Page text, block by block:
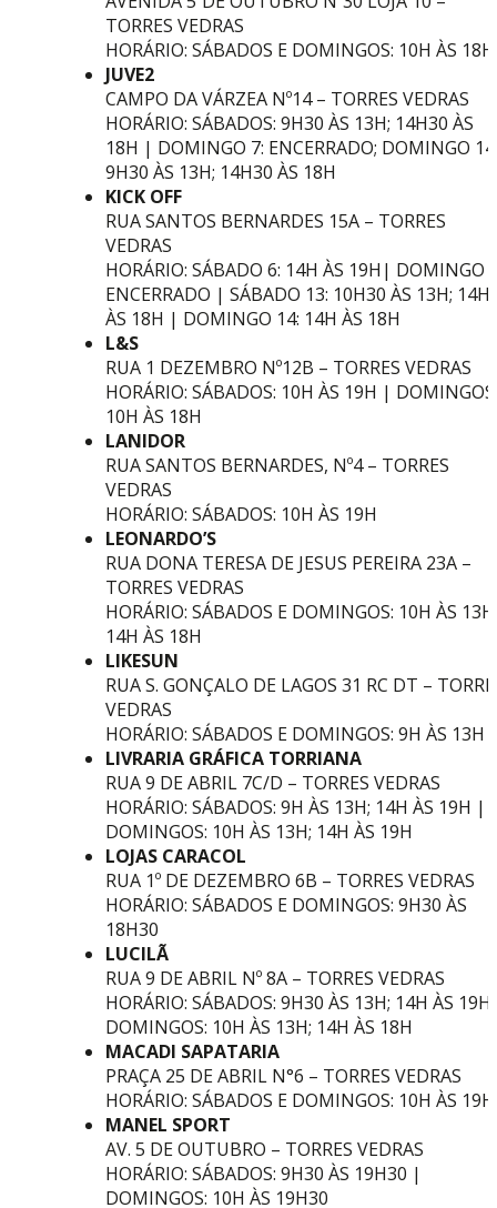
TORRES VEDRAS
HORÁRIO: SÁBADOS E DOMINGOS: 10H ÀS 18H
JUVE2
CAMPO DA VÁRZEA Nº14 – TORRES VEDRAS
HORÁRIO: SÁBADOS: 9H30 ÀS 13H; 14H30 ÀS
18H | DOMINGO 7: ENCERRADO; DOMINGO 14:
9H30 ÀS 13H; 14H30 ÀS 18H
KICK OFF
RUA SANTOS BERNARDES 15A – TORRES
VEDRAS
HORÁRIO: SÁBADO 6: 14H ÀS 19H| DOMINGO
ENCERRADO | SÁBADO 13: 10H30 ÀS 13H; 14H
ÀS 18H | DOMINGO 14: 14H ÀS 18H
L&S
RUA 1 DEZEMBRO Nº12B – TORRES VEDRAS
HORÁRIO: SÁBADOS: 10H ÀS 19H | DOMINGOS:
10H ÀS 18H
LANIDOR
RUA SANTOS BERNARDES, Nº4 – TORRES
VEDRAS
HORÁRIO: SÁBADOS: 10H ÀS 19H
LEONARDO’S
RUA DONA TERESA DE JESUS PEREIRA 23A –
TORRES VEDRAS
HORÁRIO: SÁBADOS E DOMINGOS: 10H ÀS 13H;
14H ÀS 18H
LIKESUN
RUA S. GONÇALO DE LAGOS 31 RC DT –
VEDRAS
HORÁRIO: SÁBADOS E DOMINGOS: 9H ÀS 13H
LIVRARIA GRÁFICA TORRIANA
RUA 9 DE ABRIL 7C/D – TORRES VEDRAS
HORÁRIO: SÁBADOS: 9H ÀS 13H; 14H ÀS 19H |
DOMINGOS: 10H ÀS 13H; 14H ÀS 19H
LOJAS CARACOL
RUA 1º DE DEZEMBRO 6B – TORRES VEDRAS
HORÁRIO: SÁBADOS E DOMINGOS: 9H30 ÀS
18H30
LUCILÃ
RUA 9 DE ABRIL Nº 8A – TORRES VEDRAS
HORÁRIO: SÁBADOS: 9H30 ÀS 13H; 14H ÀS
DOMINGOS: 10H ÀS 13H; 14H ÀS 18H
MACADI SAPATARIA
PRAÇA 25 DE ABRIL N°6 – TORRES VEDRAS
HORÁRIO: SÁBADOS E DOMINGOS: 10H ÀS 19H
MANEL SPORT
AV. 5 DE OUTUBRO – TORRES VEDRAS
HORÁRIO: SÁBADOS: 9H30 ÀS 19H30 |
DOMINGOS: 10H ÀS 19H30